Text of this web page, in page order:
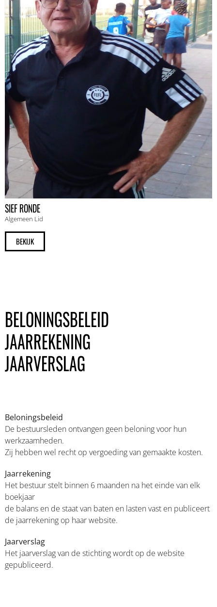
SIEF RONDE
Algemeen Lid
BEKIJK
BELONINGSBELEID
JAARREKENING
JAARVERSLAG
Beloningsbeleid
De bestuursleden ontvangen geen beloning voor hun
werkzaamheden.
Zij hebben wel recht op vergoeding van gemaakte kosten.
Jaarrekening
Het bestuur stelt binnen 6 maanden na het einde van elk
boekjaar
de balans en de staat van baten en lasten vast en publiceert
de jaarrekening op haar website.
Jaarverslag
Het jaarverslag van de stichting wordt op de website
gepubliceerd.